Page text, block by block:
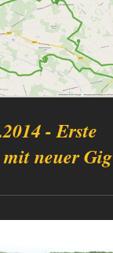
- Erste
neuer Gig